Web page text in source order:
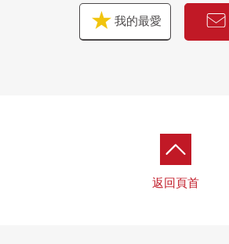
我的最愛
返回頁首